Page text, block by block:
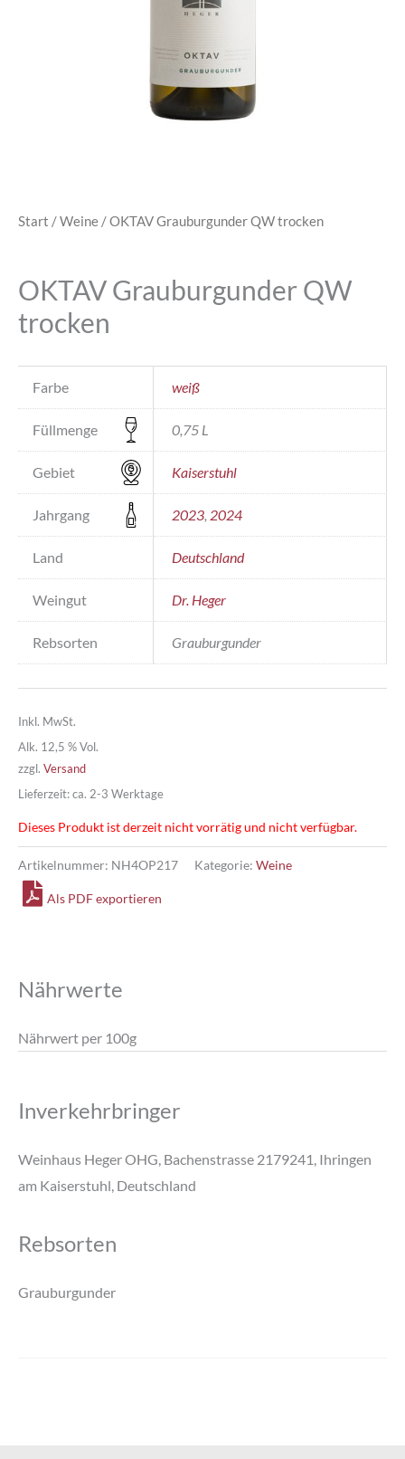
Start /Weine / OKTAV Grauburgunder QW trocken
OKTAV Grauburgunder QW
trocken
Farbe weiß
Füllmenge 0,75 L
Gebiet Kaiserstuhl
Jahrgang 2023 2024
Land Deutschland
Weingut Dr. Heger
Rebsorten Grauburgunder
Inkl. MwSt.
Alk. 12,5 % Vol.
zzgl. Versand
Lieferzeit: ca. 2-3 Werktage
Dieses Produkt ist derzeit nicht vorrätig und nicht verfügbar.
Artikelnummer: NH4OP217 Kategorie: Weine
Als PDF exportieren
Nährwerte
Nährwert per 100g
Inverkehrbringer
Weinhaus Heger OHG, Bachenstrasse 2179241, Ihringen
am Kaiserstuhl, Deutschland
Rebsorten
Grauburgunder